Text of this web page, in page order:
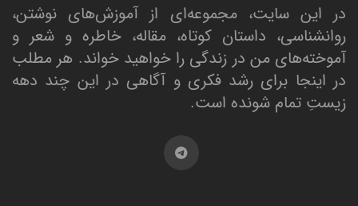
در این سایت، مجموعه‌ای از آموزش‌های نوشتن،
روانشناسی، داستان کوتاه، مقاله، خاطره و شعر و
آموخته‌های من در زندگی را خواهید خواند. هر مطلب
در اینجا برای رشد فکری و آگاهی در این چند دهه
زیستِ تمام شونده است.